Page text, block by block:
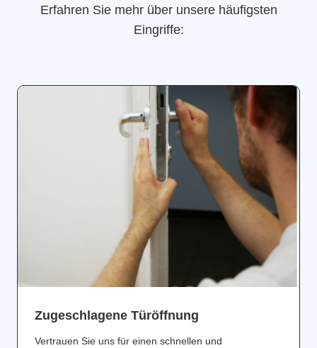
Erfahren Sie mehr über unsere häufigsten
Eingriffe:
Zugeschlagene Türöffnung
Vertrauen Sie uns für einen schnellen und